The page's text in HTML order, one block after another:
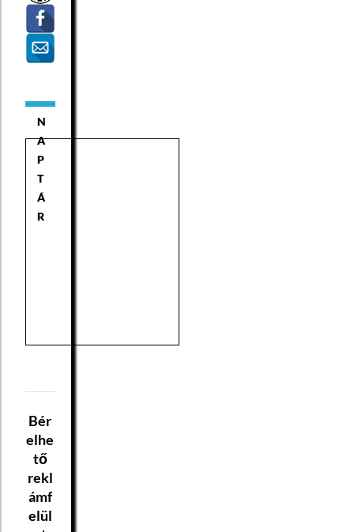
N
A
P
T
Á
R
Bér
elhe
tő
rekl
ámf
elül